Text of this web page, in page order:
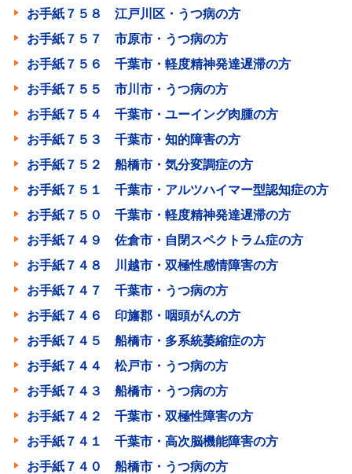
お手紙７５８ 江戸川区・うつ病の方
お手紙７５７ 市原市・うつ病の方
お手紙７５６ 千葉市・軽度精神発達遅滞の方
お手紙７５５ 市川市・うつ病の方
お手紙７５４ 千葉市・ユーイング肉腫の方
お手紙７５３ 千葉市・知的障害の方
お手紙７５２ 船橋市・気分変調症の方
お手紙７５１ 千葉市・アルツハイマー型認知症の方
お手紙７５０ 千葉市・軽度精神発達遅滞の方
お手紙７４９ 佐倉市・自閉スペクトラム症の方
お手紙７４８ 川越市・双極性感情障害の方
お手紙７４７ 千葉市・うつ病の方
お手紙７４６ 印旛郡・咽頭がんの方
お手紙７４５ 船橋市・多系統萎縮症の方
お手紙７４４ 松戸市・うつ病の方
お手紙７４３ 船橋市・うつ病の方
お手紙７４２ 千葉市・双極性障害の方
お手紙７４１ 千葉市・高次脳機能障害の方
お手紙７４０ 船橋市・うつ病の方